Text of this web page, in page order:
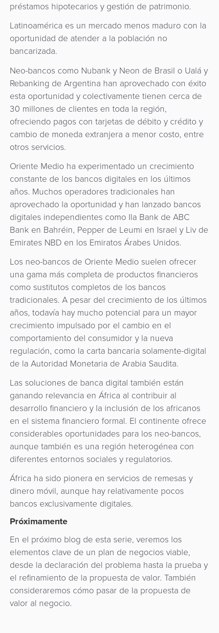
préstamos hipotecarios y gestión de patrimonio.
Latinoamérica es un mercado menos maduro con la
oportunidad de atender a la población no
bancarizada.
Neo-bancos como Nubank y Neon de Brasil o Ualá y
Rebanking de Argentina han aprovechado con éxito
esta oportunidad y colectivamente tienen cerca de
30 millones de clientes en toda la región,
ofreciendo pagos con tarjetas de débito y crédito y
cambio de moneda extranjera a menor costo, entre
otros servicios.
Oriente Medio ha experimentado un crecimiento
constante de los bancos digitales en los últimos
años. Muchos operadores tradicionales han
aprovechado la oportunidad y han lanzado bancos
digitales independientes como Ila Bank de ABC
Bank en Bahréin, Pepper de Leumi en Israel y Liv de
Emirates NBD en los Emiratos Árabes Unidos.
Los neo-bancos de Oriente Medio suelen ofrecer
una gama más completa de productos financieros
como sustitutos completos de los bancos
tradicionales. A pesar del crecimiento de los últimos
años, todavía hay mucho potencial para un mayor
crecimiento impulsado por el cambio en el
comportamiento del consumidor y la nueva
regulación, como la carta bancaria solamente-digital
de la Autoridad Monetaria de Arabia Saudita.
Las soluciones de banca digital también están
ganando relevancia en África al contribuir al
desarrollo financiero y la inclusión de los africanos
en el sistema financiero formal. El continente ofrece
considerables oportunidades para los neo-bancos,
aunque también es una región heterogénea con
diferentes entornos sociales y regulatorios.
África ha sido pionera en servicios de remesas y
dinero móvil, aunque hay relativamente pocos
bancos exclusivamente digitales.
Próximamente
En el próximo blog de esta serie, veremos los
elementos clave de un plan de negocios viable,
desde la declaración del problema hasta la prueba y
el refinamiento de la propuesta de valor. También
consideraremos cómo pasar de la propuesta de
valor al negocio.